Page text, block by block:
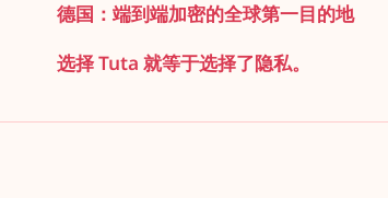
德国：端到端加密的全球第一目的地
选择 Tuta 就等于选择了隐私。